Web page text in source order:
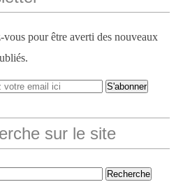
vous pour être averti des nouveaux
sur le site